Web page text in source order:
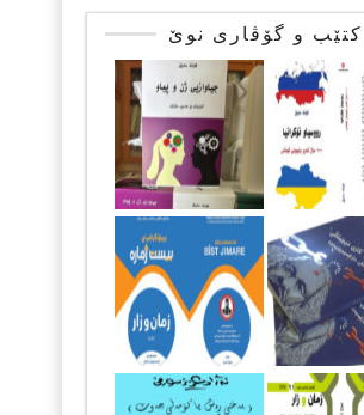
کتێب و گۆڤاری نوێ